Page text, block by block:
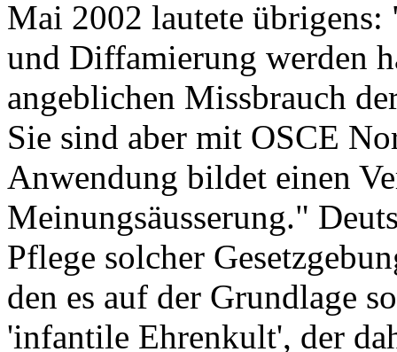
Mai 2002 lautete übrigens:
und Diffamierung werden
angeblichen Missbrauch
Sie sind aber mit OSCE
Anwendung bildet einen
Meinungsäusserung."
Pflege solcher
den es auf der Grundlage
'infantile Ehrenkult', der